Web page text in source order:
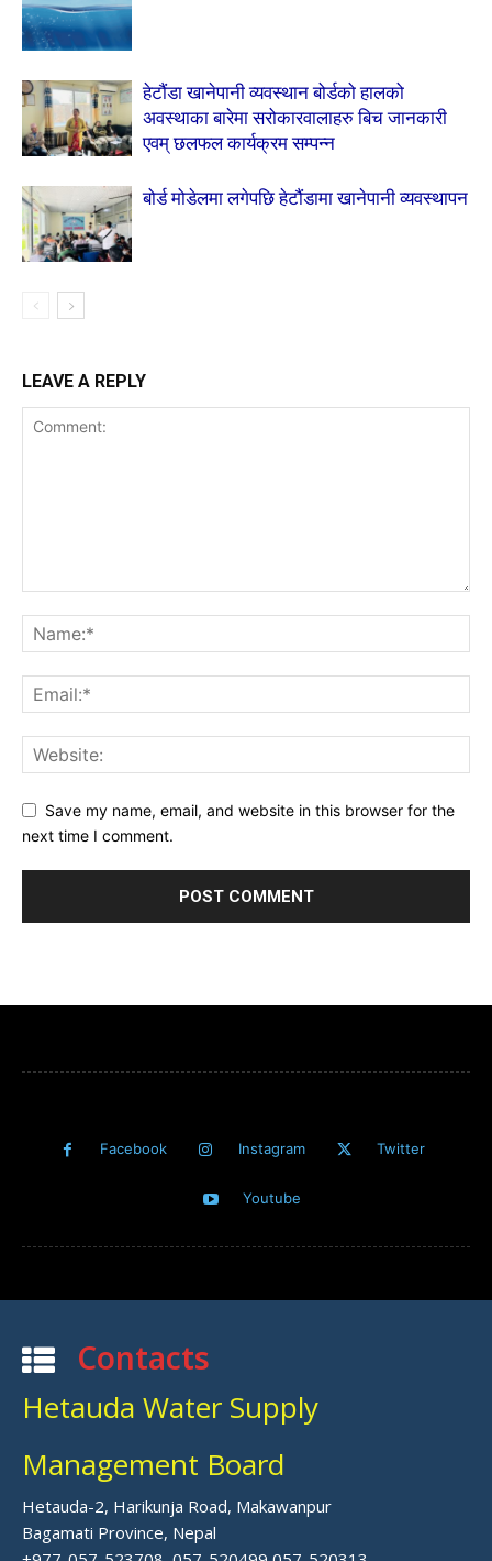
हेटौंडा खानेपानी व्यवस्थान बोर्डको हालको
अवस्थाका बारेमा सरोकारवालाहरु बिच जानकारी
एवम् छलफल कार्यक्रम सम्पन्न
बोर्ड मोडेलमा लगेपछि हेटौंडामा खानेपानी व्यवस्थापन
LEAVE A REPLY
Save my name, email, and website in this browser for the
next time I comment.
Facebook Instagram Twitter
Youtube
Contacts
Hetauda Water Supply
Management Board
Hetauda-2, Harikunja Road, Makawanpur
Bagamati Province, Nepal